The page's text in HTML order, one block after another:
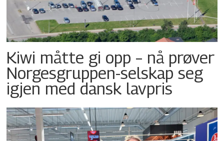
Kiwi måtte gi opp – nå prøver
Norgesgruppen-selskap seg
igjen med dansk lavpris